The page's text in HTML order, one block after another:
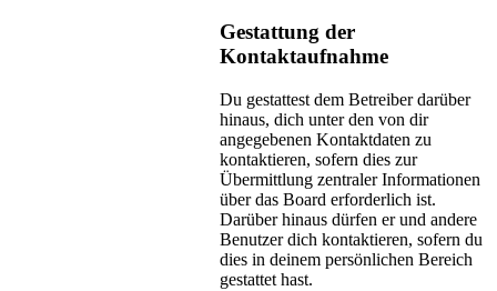
Gestattung der
Kontaktaufnahme
Du gestattest dem Betreiber darüber
hinaus, dich unter den von dir
angegebenen Kontaktdaten zu
kontaktieren, sofern dies zur
Übermittlung zentraler Informationen
über das Board erforderlich ist.
Darüber hinaus dürfen er und andere
Benutzer dich kontaktieren, sofern du
dies in deinem persönlichen Bereich
gestattet hast.